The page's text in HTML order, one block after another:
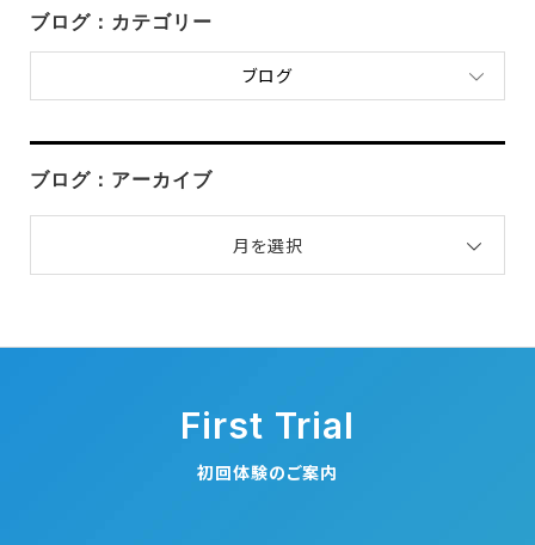
ブログ：カテゴリー
ブログ
ブログ：アーカイブ
月を選択
First Trial
初回体験のご案内